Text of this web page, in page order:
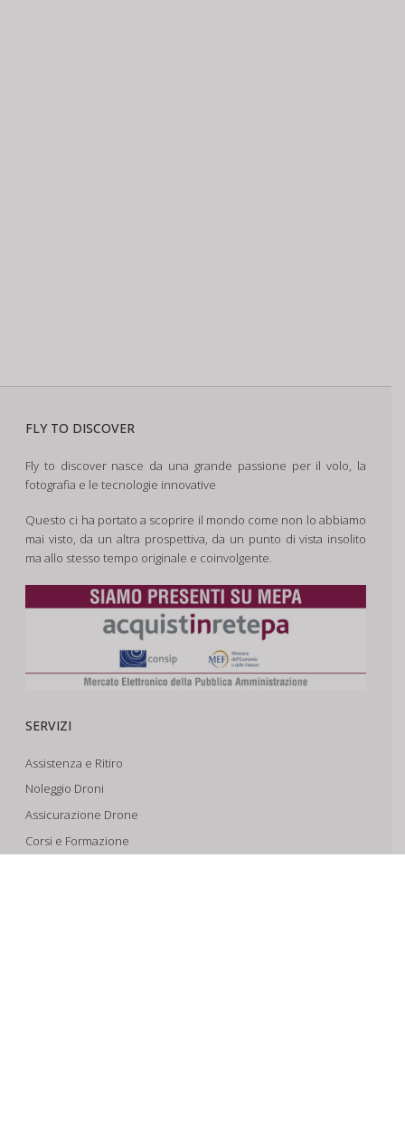
FLY TO DISCOVER
Fly to discover nasce da una grande passione per il volo, la
fotografia e le tecnologie innovative
Questo ci ha portato a scoprire il mondo come non lo abbiamo
mai visto, da un altra prospettiva, da un punto di vista insolito
ma allo stesso tempo originale e coinvolgente.
SERVIZI
Assistenza e Ritiro
Noleggio Droni
Assicurazione Drone
Corsi e Formazione